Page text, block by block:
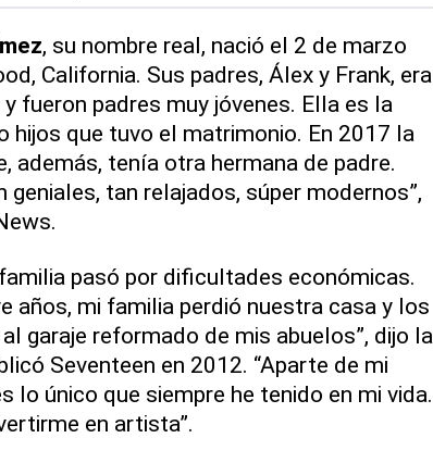
, su nombre real, nació el 2 de marzo
California. Sus padres, Álex y Frank, era
fueron padres muy jóvenes. Ella es la
hijos que tuvo el matrimonio. En 2017 la
además, tenía otra hermana de padre.
geniales, tan relajados, súper modernos”,
pasó por dificultades económicas.
años, mi familia perdió nuestra casa y los
garaje reformado de mis abuelos”, dijo la
Seventeen en 2012. “Aparte de mi
lo único que siempre he tenido en mi vida.
en artista”.